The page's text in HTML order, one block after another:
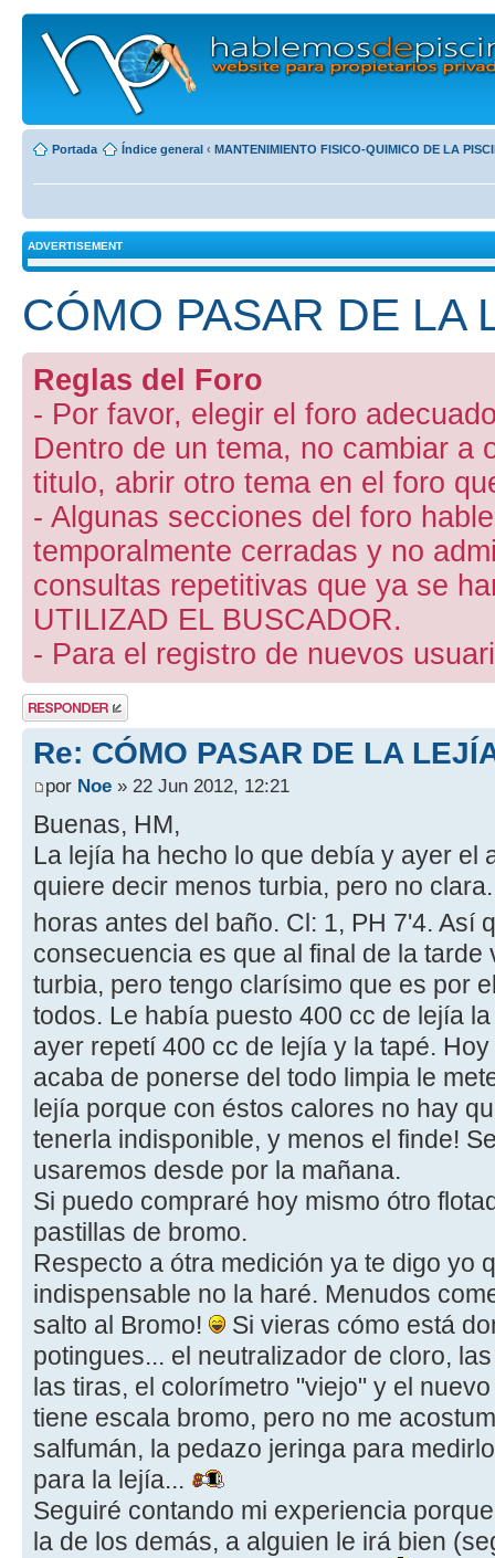
Portada Índice general ‹ MANTENIMIENTO FISICO-QUIMICO DE LA
ADVERTISEMENT
CÓMO PASAR DE LA
Reglas del Foro
- Por favor, elegir el foro
Dentro de un tema, no cambiar a
titulo, abrir otro tema en el foro
- Algunas secciones del foro
temporalmente cerradas y no
consultas repetitivas que ya se
UTILIZAD EL BUSCADOR.
- Para el registro de nuevos
Publicar una
respuesta
Re: CÓMO PASAR DE LA
por Noe » 22 Jun 2012, 12:21
Buenas, HM,
La lejía ha hecho lo que debía y ayer el
quiere decir menos turbia, pero no
horas antes del baño. Cl: 1, PH 7'4. Así
consecuencia es que al final de la
turbia, pero tengo clarísimo que es por
todos. Le había puesto 400 cc de lejía
ayer repetí 400 cc de lejía y la tapé.
acaba de ponerse del todo limpia le
lejía porque con éstos calores no hay
tenerla indisponible, y menos el finde!
usaremos desde por la mañana.
Si puedo compraré hoy mismo ótro
pastillas de bromo.
Respecto a ótra medición ya te digo yo
indispensable no la haré. Menudos
salto al Bromo!
Si vieras cómo está
potingues... el neutralizador de cloro,
las tiras, el colorímetro "viejo" y el
tiene escala bromo, pero no me
salfumán, la pedazo jeringa para
para la lejía...
Seguiré contando mi experiencia
la de los demás, a alguien le irá bien